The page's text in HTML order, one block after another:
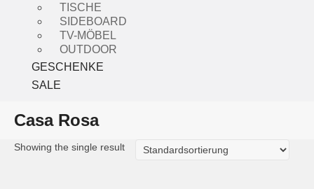
TISCHE
SIDEBOARD
TV-MÖBEL
OUTDOOR
GESCHENKE
SALE
Casa Rosa
Showing the single result